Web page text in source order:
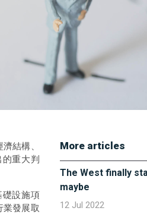
結構、
重大判
礎設施項
業發展取
More articles
The West finally
maybe
12 Jul 2022